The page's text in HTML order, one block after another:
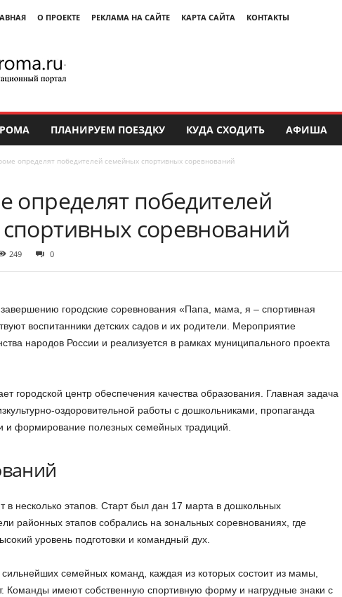
О ПРОЕКТЕ РЕКЛАМА НА САЙТЕ КАРТА САЙТА КОНТАКТЫ
ПЛАНИРУЕМ ПОЕЗДКУ КУДА СХОДИТЬ АФИША
определят победителей семейных спортивных соревнований
определят победителей
соревнований
249 0
городские соревнования «Папа, мама, я – спортивная
воспитанники детских садов и их родители. Мероприятие
народов России и реализуется в рамках муниципального проекта
городской центр обеспечения качества образования. Главная задача
оздоровительной работы с дошкольниками, пропаганда
и формирование полезных семейных традиций.
в несколько этапов. Старт был дан 17 марта в дошкольных
районных этапов собрались на зональных соревнованиях, где
уровень подготовки и командный дух.
семейных команд, каждая из которых состоит из мамы,
Команды имеют собственную спортивную форму и нагрудные знаки с